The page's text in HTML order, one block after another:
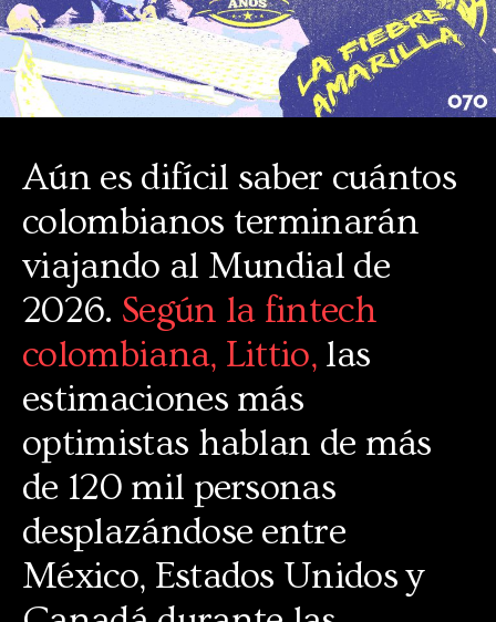
Aún es difícil saber cuántos
colombianos terminarán
viajando al Mundial de
2026. Según la fintech
colombiana, Littio, las
estimaciones más
optimistas hablan de más
de 120 mil personas
desplazándose entre
México, Estados Unidos y